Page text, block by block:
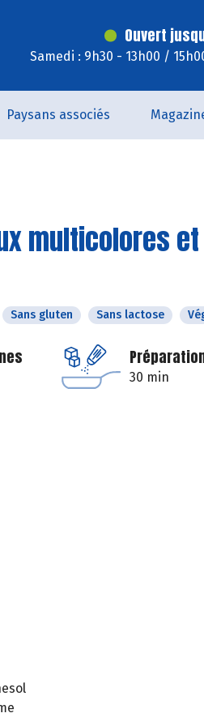
Ouvert
Samedi : 9h30 - 13h00 /
Paysans associés
multicolores
Sans gluten Sans lactose
30 min